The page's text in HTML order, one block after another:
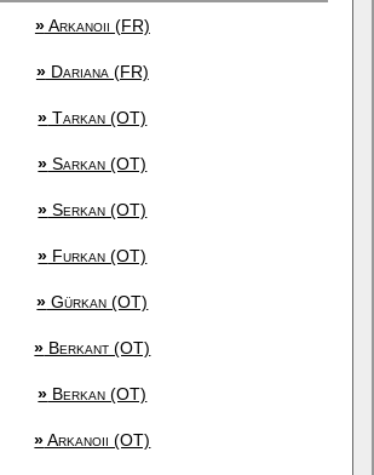
»Arkanoii (FR)
»Dariana (FR)
» Tarkan (OT)
» Sarkan (OT)
» Serkan (OT)
» Furkan (OT)
» Gürkan (OT)
» Berkant (OT)
» Berkan (OT)
»Arkanoii (OT)